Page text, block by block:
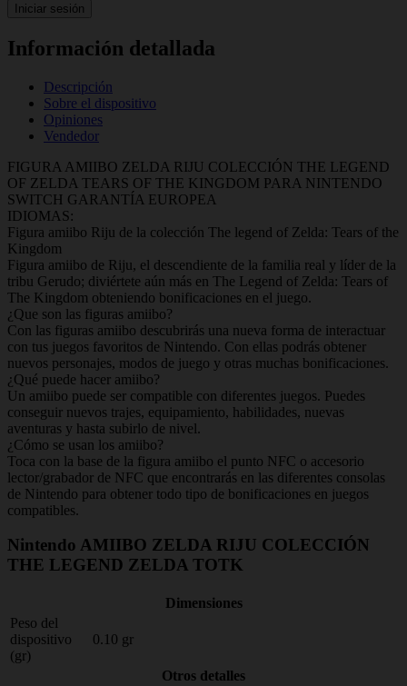
Iniciar sesión
Información detallada
Descripción
Sobre el dispositivo
Opiniones
Vendedor
FIGURA AMIIBO ZELDA RIJU COLECCIÓN THE LEGEND
OF ZELDA TEARS OF THE KINGDOM PARA NINTENDO
SWITCH GARANTÍA EUROPEA
IDIOMAS:
Figura amiibo Riju de la colección The legend of Zelda: Tears of the
Kingdom
Figura amiibo de Riju, el descendiente de la familia real y líder de la
tribu Gerudo; diviértete aún más en The Legend of Zelda: Tears of
The Kingdom obteniendo bonificaciones en el juego.
¿Que son las figuras amiibo?
Con las figuras amiibo descubrirás una nueva forma de interactuar
con tus juegos favoritos de Nintendo. Con ellas podrás obtener
nuevos personajes, modos de juego y otras muchas bonificaciones.
¿Qué puede hacer amiibo?
Un amiibo puede ser compatible con diferentes juegos. Puedes
conseguir nuevos trajes, equipamiento, habilidades, nuevas
aventuras y hasta subirlo de nivel.
¿Cómo se usan los amiibo?
Toca con la base de la figura amiibo el punto NFC o accesorio
lector/grabador de NFC que encontrarás en las diferentes consolas
de Nintendo para obtener todo tipo de bonificaciones en juegos
compatibles.
Nintendo AMIIBO ZELDA RIJU COLECCIÓN
THE LEGEND ZELDA TOTK
Dimensiones
Peso del
dispositivo
(gr)
0.10 gr
Otros detalles